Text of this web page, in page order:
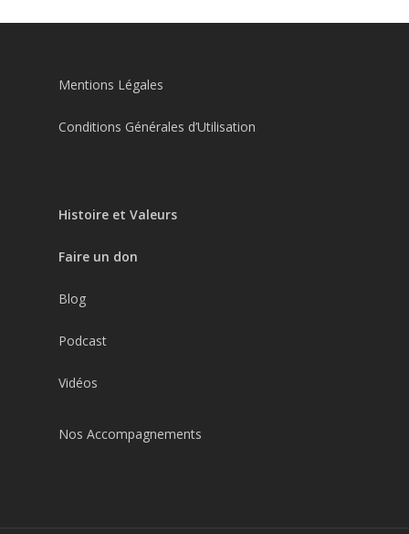
Mentions Légales
Conditions Générales d’Utilisation
Histoire et Valeurs
Faire un don
Blog
Podcast
Vidéos
Nos Accompagnements